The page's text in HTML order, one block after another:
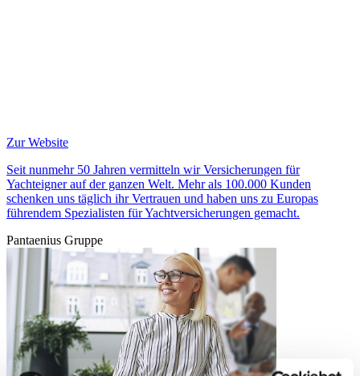
Zur Website
Seit nunmehr 50 Jahren vermitteln wir Versicherungen für
Yachteigner auf der ganzen Welt. Mehr als 100.000 Kunden
schenken uns täglich ihr Vertrauen und haben uns zu Europas
führendem Spezialisten für Yachtversicherungen gemacht.
Pantaenius Gruppe